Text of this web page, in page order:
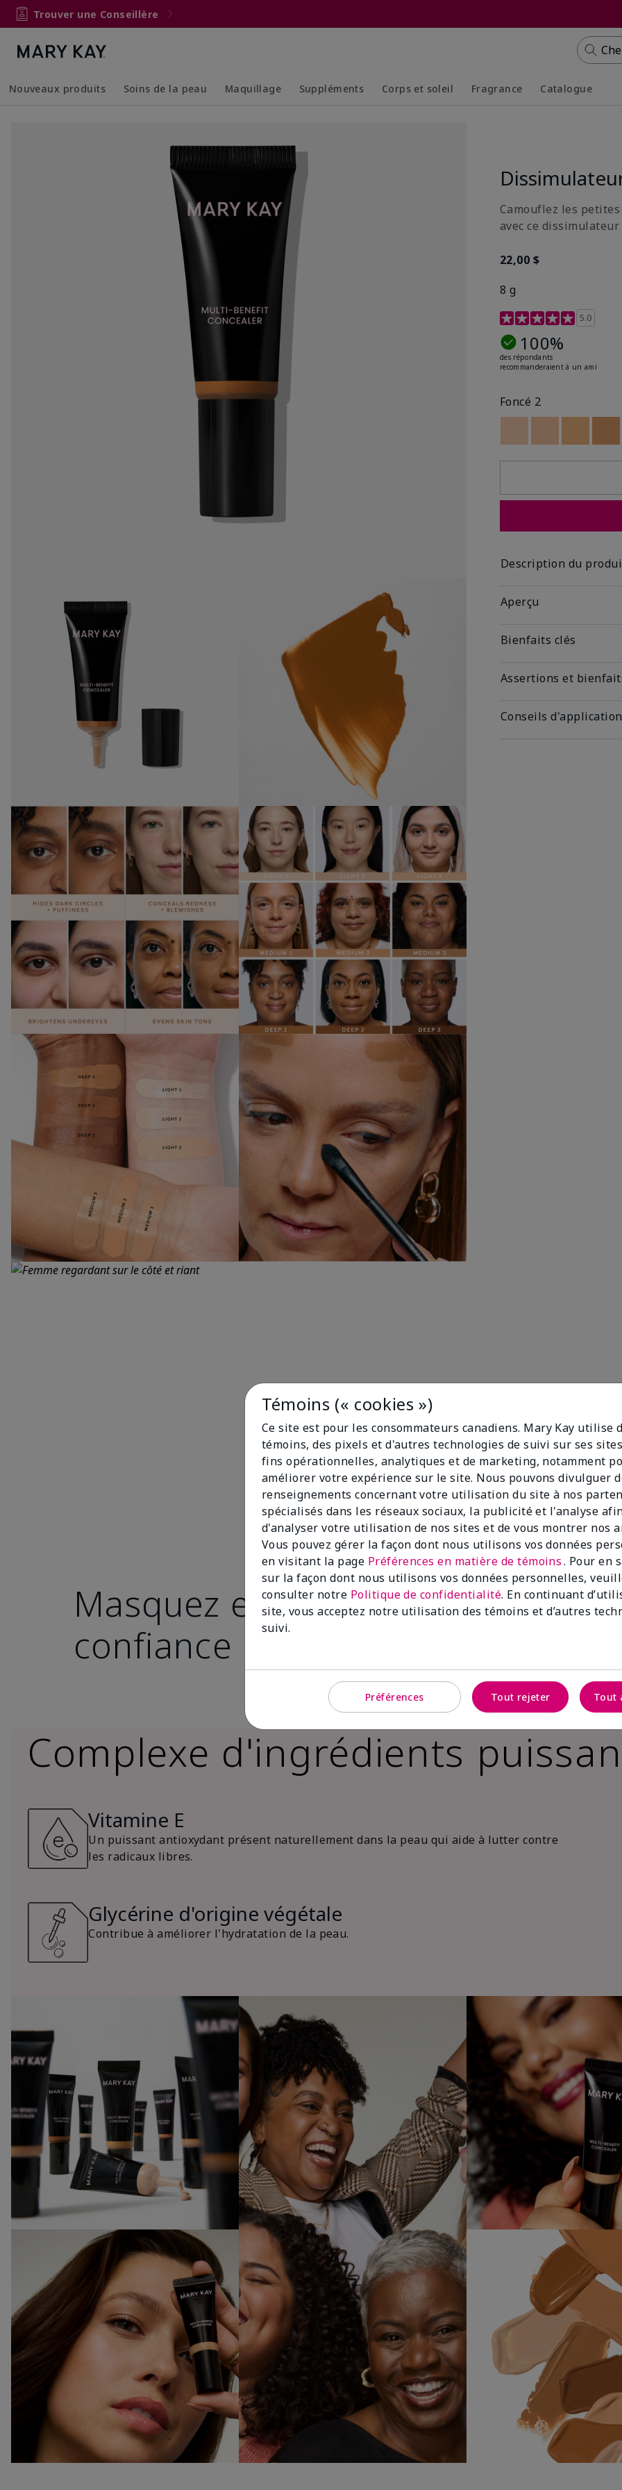
Trouver une Conseillère
Nouveaux produits Soins de la peau Maquillage Suppléments Corps et soleil Fragrance Catalogue
Camouflez les
avec ce
22,00 $
8 g
Évaluation des clientes
5.0
100%
des répondants
recommanderaient à un ami
Foncé 2
Description du
Aperçu
Bienfaits clés
Assertions et
Conseils d'application
Masquez en toute
confiance
Complexe d'ingrédients
Vitamine E
Un puissant antioxydant présent naturellement dans la peau qui aide à lutter contre
les radicaux libres.
Glycérine d'origine végétale
Contribue à améliorer l'hydratation de la peau.
Témoins (« cookies »)
Ce site est pour les consommateurs canadiens. Mary Kay utilise
témoins, des pixels et d'autres technologies de suivi sur ses
fins opérationnelles, analytiques et de marketing, notamment
améliorer votre expérience sur le site. Nous pouvons divulguer
renseignements concernant votre utilisation du site à nos
spécialisés dans les réseaux sociaux, la publicité et l'analyse
d'analyser votre utilisation de nos sites et de vous montrer nos
Vous pouvez gérer la façon dont nous utilisons vos données
en visitant la page Préférences en matière de témoins. Pour en
sur la façon dont nous utilisons vos données personnelles,
consulter notre Politique de confidentialité. En continuant
site, vous acceptez notre utilisation des témoins et d’autres
suivi.
Préférences Tout rejeter Tout